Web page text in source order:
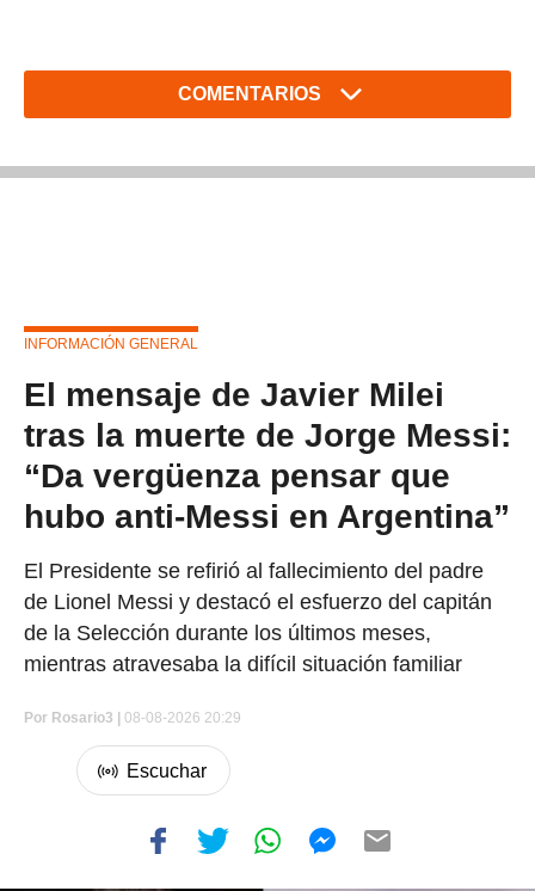
COMENTARIOS